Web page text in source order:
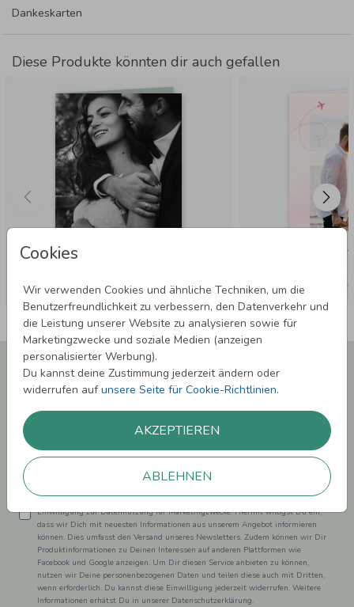
Cookies
Wir verwenden Cookies und ähnliche Techniken, um die
Benutzerfreundlichkeit zu verbessern, den Datenverkehr und
die Leistung unserer Website zu analysieren sowie für
Marketingzwecke und soziale Medien (anzeigen
personalisierter Werbung).
Du kannst deine Zustimmung jederzeit ändern oder
widerrufen aufunsere Seite für Cookie-Richtlinien.
AKZEPTIEREN
ABLEHNEN
Dankeskarten
Diese Produkte könnten dir auch gefallen
Newsletter abonnieren und 5,00 € Rabatt**
sichern!
Laufenden.
Einwilligung zur Datennutzung für Marketingzwecke: Hiermit willigst Du ein,
dass wir Dich mit neuesten Informationen aus unserem Angebot informieren
können. Dies umfasst den Versand unseres Newsletters. Zudem können wir Dir
Produktinformationen zu Deinen Interessen auf anderen Plattformen wie
Facebook und Google anzeigen. Um Dir diesen Service anbieten zu können,
nutzen wir Deine personenbezogenen Daten und teilen diese auch mit Dritten,
wenn erforderlich. Du kannst diese Einwilligung jederzeit widerrufen. Weitere
Informationen erhätst Du in unserer Datenschutzerklärung.